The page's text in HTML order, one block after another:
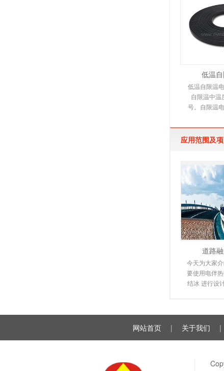
低温
低温自限温
自限温中温
号。自限温
电热
应用范围及
道路
今天为大家
要使用电伴
结冰 进行设
网站首页 | 关于我们 |